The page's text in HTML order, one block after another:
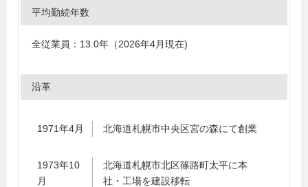
平均勤続年数
全従業員：13.0年（2026年4月現在)
沿革
1971年4月 北海道札幌市中央区宮の森にて創業
1973年10
月
北海道札幌市北区篠路町太平に本
社・工場を建設移転